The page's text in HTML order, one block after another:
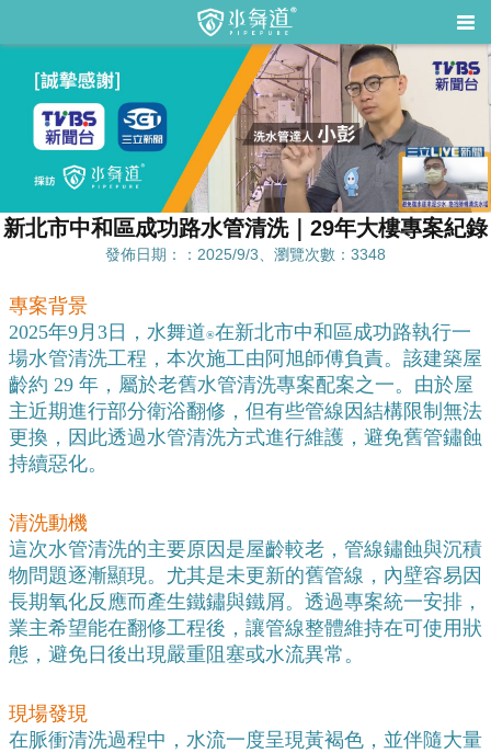
新北市中和區成功路水管清洗｜29年大樓專案紀錄
發佈日期：：2025/9/3、瀏覽次數：3348
專案背景
2025年9月3日，水舞道®️在新北市中和區成功路執行一
場水管清洗工程，本次施工由阿旭師傅負責。該建築屋
齡約 29 年，屬於老舊水管清洗專案配案之一。由於屋
主近期進行部分衛浴翻修，但有些管線因結構限制無法
更換，因此透過水管清洗方式進行維護，避免舊管鏽蝕
持續惡化。
清洗動機
這次水管清洗的主要原因是屋齡較老，管線鏽蝕與沉積
物問題逐漸顯現。尤其是未更新的舊管線，內壁容易因
長期氧化反應而產生鐵鏽與鐵屑。透過專案統一安排，
業主希望能在翻修工程後，讓管線整體維持在可使用狀
態，避免日後出現嚴重阻塞或水流異常。
現場發現
在脈衝清洗過程中，水流一度呈現黃褐色，並伴隨大量